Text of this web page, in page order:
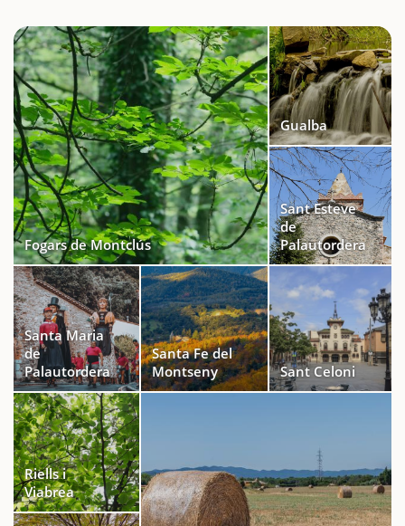
Fogars de Montclús
Gualba
Sant Esteve
de
Palautordera
Santa Maria
de
Palautordera
Santa Fe del
Montseny
Sant Celoni
Riells i
Viabrea